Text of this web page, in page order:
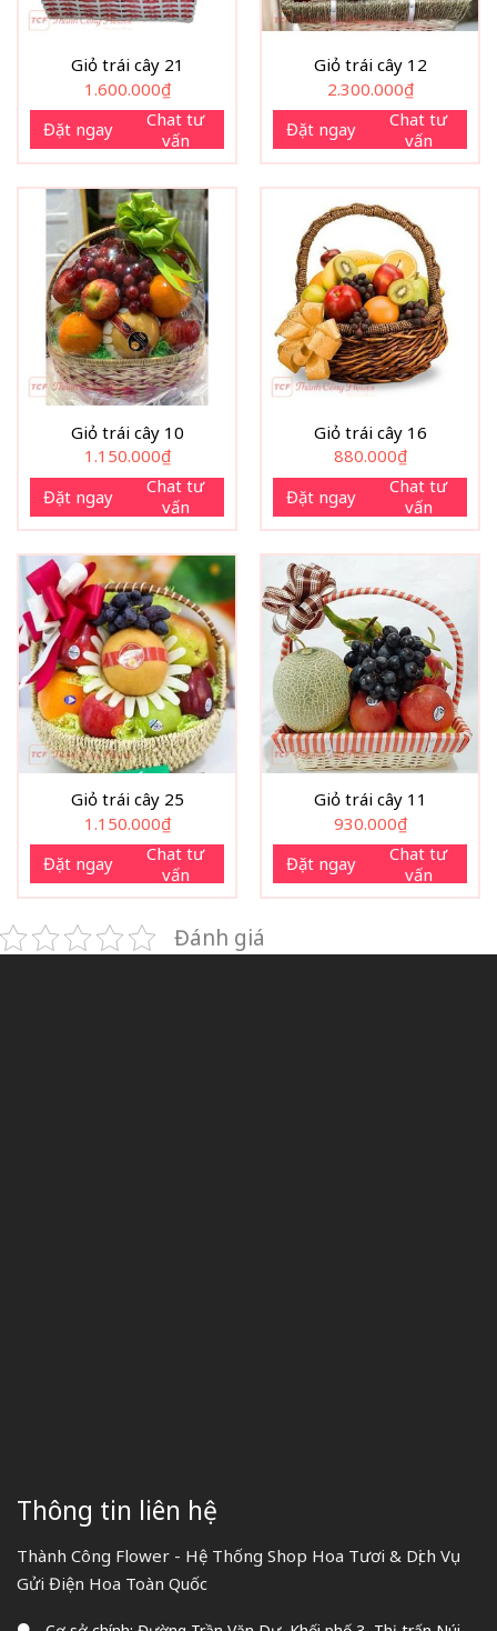
Giỏ trái cây 21
1.600.000₫
Đặt ngay
Chat tư
vấn
Giỏ trái cây 12
2.300.000₫
Đặt ngay
Chat tư
vấn
Giỏ trái cây 10
1.150.000₫
Đặt ngay
Chat tư
vấn
Giỏ trái cây 16
880.000₫
Đặt ngay
Chat tư
vấn
Giỏ trái cây 25
1.150.000₫
Đặt ngay
Chat tư
vấn
Giỏ trái cây 11
930.000₫
Đặt ngay
Chat tư
vấn
Đánh giá
Thông tin liên hệ
Thành Công Flower - Hệ Thống Shop Hoa Tươi & Dịch Vụ
Gửi Điện Hoa Toàn Quốc